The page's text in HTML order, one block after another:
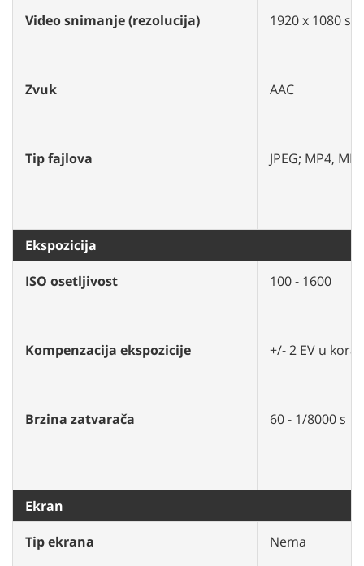
Video snimanje (rezolucija)
Zvuk
Tip fajlova
1920 x 1080 sa
AAC
JPEG; MP4,
Ekspozicija
ISO osetljivost
Kompenzacija ekspozicije
Brzina zatvarača
100 - 1600
+/- 2 EV u
60 - 1/8000 s
Ekran
Tip ekrana
Nema